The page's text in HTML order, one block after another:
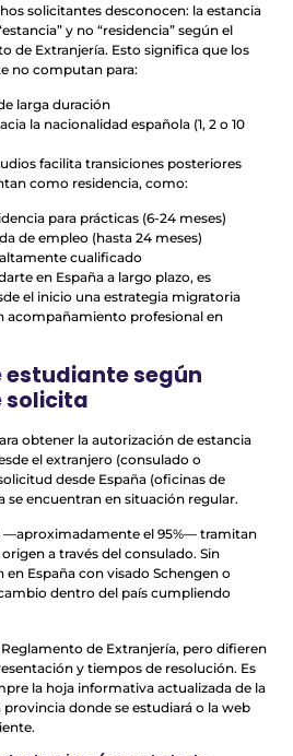
solicitantes desconocen: la estancia
y no “residencia” según el
de Extranjería. Esto significa que los
no computan para:
larga duración
la nacionalidad española (1, 2 o 10
facilita transiciones posteriores
como residencia, como:
para prácticas (6-24 meses)
de empleo (hasta 24 meses)
cualificado
en España a largo plazo, es
el inicio una estrategia migratoria
acompañamiento profesional en
estudiante según
solicita
obtener la autorización de estancia
el extranjero (consulado o
desde España (oficinas de
se encuentran en situación regular.
—aproximadamente el 95%— tramitan
a través del consulado. Sin
España con visado Schengen o
dentro del país cumpliendo
de Extranjería, pero difieren
y tiempos de resolución. Es
la hoja informativa actualizada de la
donde se estudiará o la web